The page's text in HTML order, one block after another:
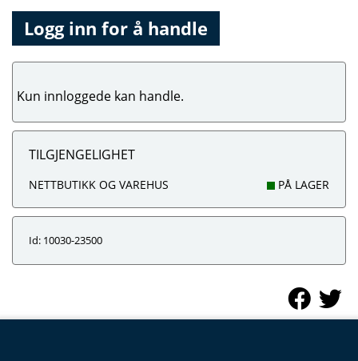
Logg inn for å handle
Kun innloggede kan handle.
TILGJENGELIGHET
NETTBUTIKK OG VAREHUS PÅ LAGER
Id: 10030-23500